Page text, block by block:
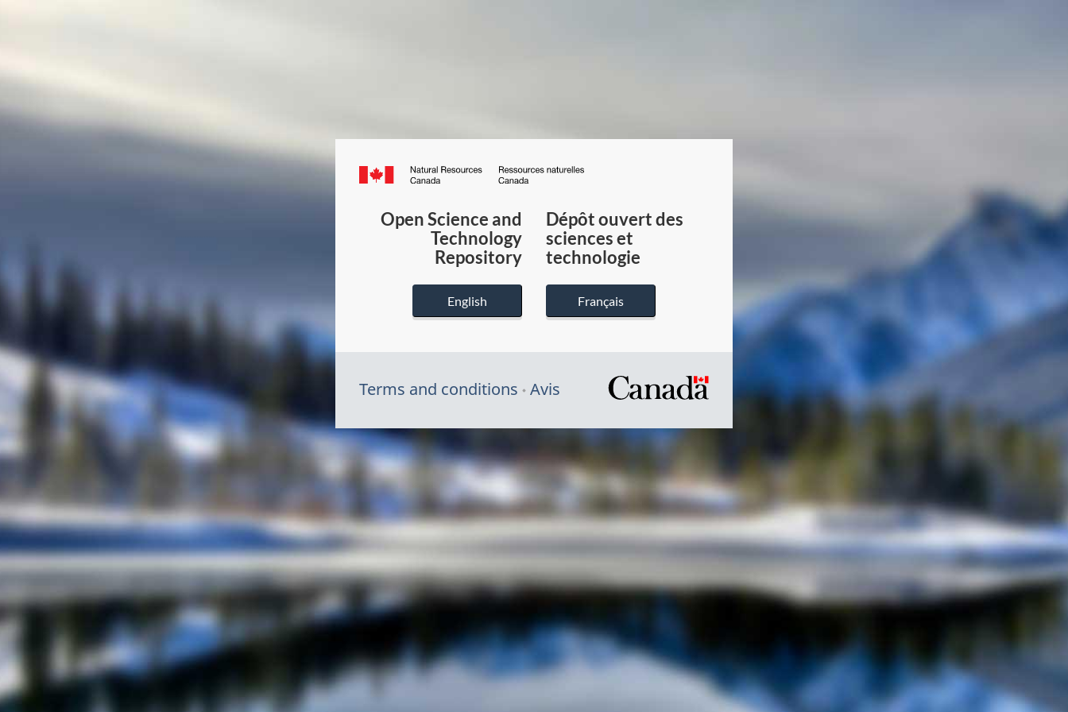
Canada.ca
du
Canada
Open Science and
Technology
Repository
English
Dépôt ouvert des
sciences et
technologie
Français
Terms and conditions Avis
/
gouvernement
du
Canada